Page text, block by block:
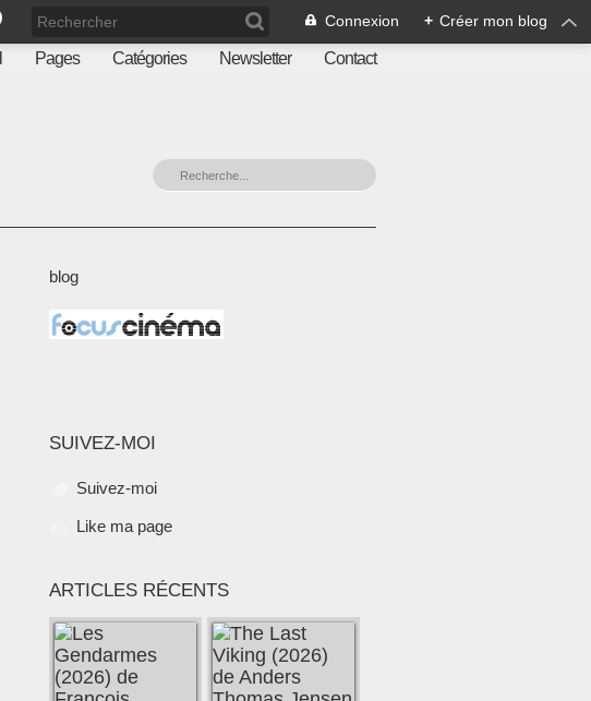
Connexion + Créer mon blog
Pages Catégories Newsletter Contact
blog
SUIVEZ-MOI
Suivez-moi
Like ma page
ARTICLES RÉCENTS